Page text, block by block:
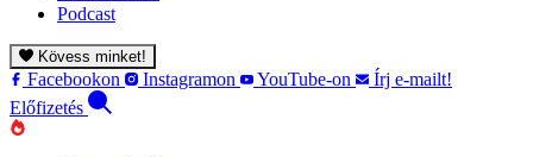
Podcast
Kövess minket!
Facebookon Instagramon YouTube-on
Írj e-mailt!
Előfizetés